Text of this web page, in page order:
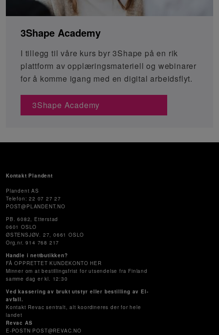
3Shape Academy
I tillegg til våre kurs byr 3Shape på en rik
plattform av opplæringsmateriell og webinarer
for å komme igang med en digital arbeidsflyt.
3Shape Academy
Kontakt Plandent
Plandent AS
Telefon: 22 07 27 27
POST@PLANDENT.NO
PB. 6082, Etterstad
0601 OSLO
ØSTENSJØV. 27, 0661 OSLO
Org.nr. 914 768 217
Handle i nettbutikken?
FÅ OPPRETTET KUNDEKONTO HER
Minner om at bestillingsfrist for utsendelse fra Finland
samme dag er kl. 12:30
Ved kassering av brukt utstyr eller bestilling av El-
avfall.
Kontakt Revac sentralt, alt koordineres der for hele
landet
Revac AS
E-POSTN POST@REVAC.NO